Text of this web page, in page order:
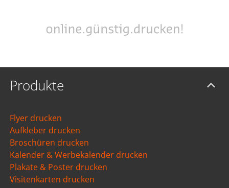
Produkte
Flyer drucken
Aufkleber drucken
Broschüren drucken
Kalender & Werbekalender drucken
Plakate & Poster drucken
Visitenkarten drucken